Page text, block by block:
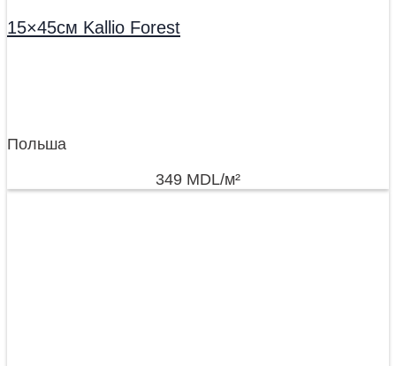
15×45см Kallio Forest
Польша
349 MDL/м²